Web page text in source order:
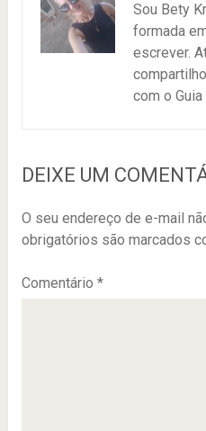
Sou Bety
formada
escrever.
com o
DEIXE UM
O seu endereço de e-mail
obrigatórios são marcados
Comentário *